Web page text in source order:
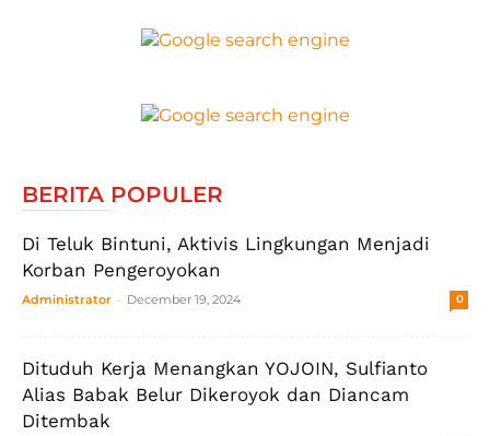
BERITA POPULER
Di Teluk Bintuni, Aktivis Lingkungan Menjadi
Korban Pengeroyokan
Administrator - December 19, 2024 0
Dituduh Kerja Menangkan YOJOIN, Sulfianto
Alias Babak Belur Dikeroyok dan Diancam
Ditembak